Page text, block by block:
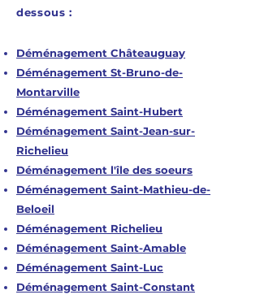
dessous :
Déménagement Châteauguay
Déménagement St-Bruno-de-
Montarville
Déménagement Saint-Hubert
Déménagement Saint-Jean-sur-
Richelieu
Déménagement l'île des soeurs
Déménagement Saint-Mathieu-de-
Beloeil
Déménagement Richelieu
Déménagement Saint-Amable
Déménagement Saint-Luc
Déménagement Saint-Constant